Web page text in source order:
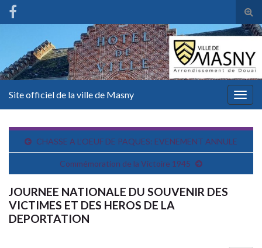
Site officiel de la ville de Masny
CHASSE A L’OEUF DE PAQUES: EVENEMENT ANNULE
Commémoration de la Victoire 1945
JOURNEE NATIONALE DU SOUVENIR DES
VICTIMES ET DES HEROS DE LA
DEPORTATION